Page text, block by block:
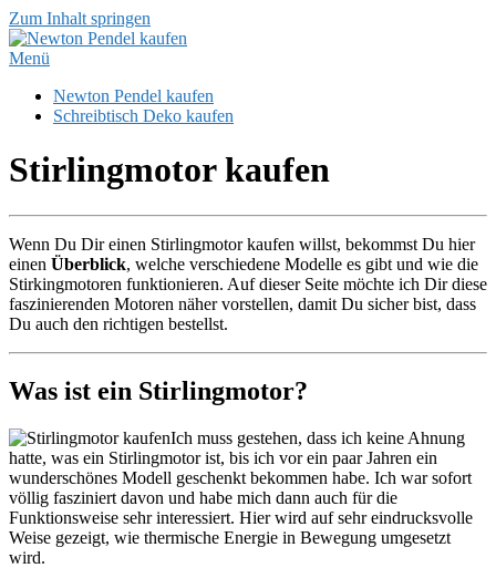
Zum Inhalt springen
Menü
Newton Pendel kaufen
Schreibtisch Deko kaufen
Stirlingmotor kaufen
Wenn Du Dir einen Stirlingmotor kaufen willst, bekommst Du hier
einen Überblick, welche verschiedene Modelle es gibt und wie die
Stirkingmotoren funktionieren. Auf dieser Seite möchte ich Dir diese
faszinierenden Motoren näher vorstellen, damit Du sicher bist, dass
Du auch den richtigen bestellst.
Was ist ein Stirlingmotor?
Ich muss gestehen, dass ich keine Ahnung
hatte, was ein Stirlingmotor ist, bis ich vor ein paar Jahren ein
wunderschönes Modell geschenkt bekommen habe. Ich war sofort
völlig fasziniert davon und habe mich dann auch für die
Funktionsweise sehr interessiert. Hier wird auf sehr eindrucksvolle
Weise gezeigt, wie thermische Energie in Bewegung umgesetzt
wird.